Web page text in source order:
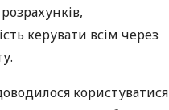
керувати всім через
користуватися